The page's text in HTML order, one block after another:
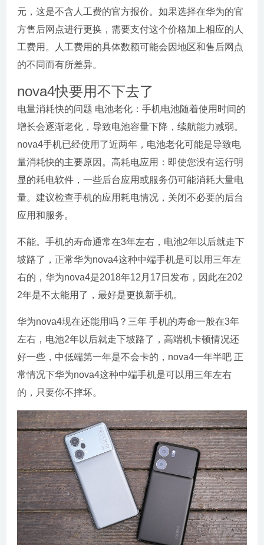
元，这是不含人工费的官方报价。如果选择在华为的官
方售后网点进行更换，需要支付这个价格加上相应的人
工费用。人工费用的具体数额可能会因地区和售后网点
的不同而有所差异。
nova4快要用不下去了
电量消耗快的问题 电池老化：手机电池随着使用时间的
增长会逐渐老化，导致电池容量下降，续航能力减弱。
nova4手机已经使用了近两年，电池老化可能是导致电
量消耗快的主要原因。高耗电应用：即使您没有运行明
显的耗电软件，一些后台应用或服务仍可能消耗大量电
量。建议检查手机的应用耗电情况，关闭不必要的后台
应用和服务。
不能。手机的寿命通常在3年左右，电池2年以后就走下
坡路了，正常华为nova4这种中端手机是可以用三年左
右的，华为nova4是2018年12月17日发布，因此在202
2年是不太能用了，最好是更换新手机。
华为nova4现在还能用吗？三年 手机的寿命一般在3年
左右，电池2年以后就走下坡路了，高端机卡顿情况还
好一些，中低端第一年是不会卡的，nova4一年半吧 正
常情况下华为nova4这种中端手机是可以用三年左右
的，只要你不摔坏。